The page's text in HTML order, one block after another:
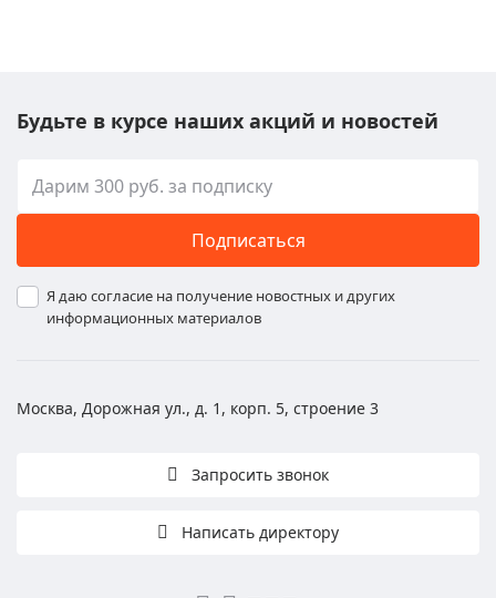
Будьте в курсе наших акций и новостей
Подписаться
Я даю согласие на получение новостных и других
информационных материалов
Москва, Дорожная ул., д. 1, корп. 5, строение 3
Запросить звонок
Написать директору